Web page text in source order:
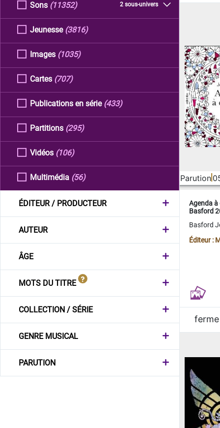
Sons 2 sous-univers
(11352)
Jeunesse (3816)
Images (1035)
Cartes (707)
Publications en série (433)
Partitions (295)
Vidéos (106)
Multimédia (56)
ÉDITEUR / PRODUCTEUR
AUTEUR
ÂGE
MOTS DU TITRE
COLLECTION / SÉRIE
GENRE MUSICAL
PARUTION
Parution
Agenda
Basford
Basford
Éditeur :
ferme